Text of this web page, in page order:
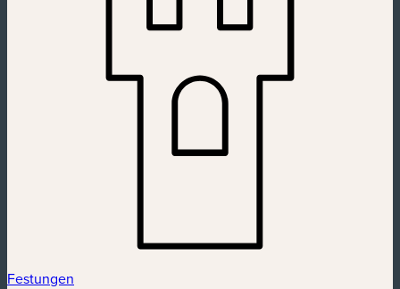
Festungen